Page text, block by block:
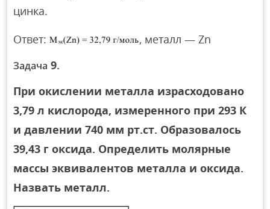
цинка.
Ответ:
, металл — Zn
Задача 9.
При окислении металла израсходовано
3,79 л кислорода, измеренного при 293 К
и давлении 740 мм рт.ст. Образовалось
39,43 г оксида. Определить молярные
массы эквивалентов металла и оксида.
Назвать металл.